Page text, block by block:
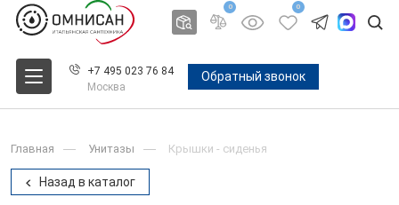
0 0
+7 495 023 76 84
Москва
Обратный звонок
Главная Унитазы Крышки - сиденья
Назад в каталог